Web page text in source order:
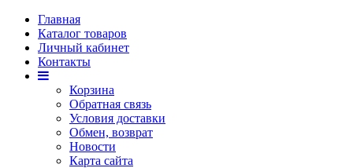
Главная
Каталог товаров
Личный кабинет
Контакты
Корзина
Обратная связь
Условия доставки
Обмен, возврат
Новости
Карта сайта